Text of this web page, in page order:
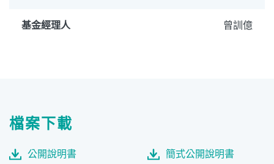
基金經理人 曾訓億
檔案下載
公開說明書 簡式公開說明書